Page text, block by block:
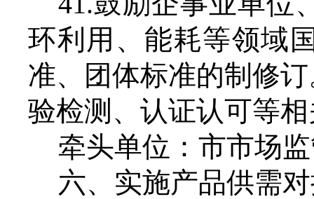
环利用、能耗等领域
准、团体标准的制修
验检测、认证认可等
牵头单位：市市场
六、实施产品供需